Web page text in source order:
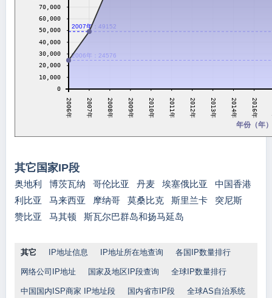
2006年：24576
2007年：49152
0
10,000
20,000
30,000
40,000
50,000
60,000
70,000
2006年 2007年 2008年 2009年 2010年 2011年 2012年 2013年 2014年 2016年
年份（年）
其它国家IP段
奥地利 博茨瓦纳 哥伦比亚 丹麦 埃塞俄比亚
中国香港
利比亚
马来西亚 摩纳哥 莫桑比克 斯里兰卡
突尼斯
赞比亚
马其顿 斯瓦尔巴群岛和扬马延岛
其它 IP地址信息 IP地址所在地查询 各国IP数量排行
网络公司IP地址 国家及地区IP段查询 全球IP数量排行
中国国内ISP商家 IP地址段 国内省市IP段 全球AS自治系统